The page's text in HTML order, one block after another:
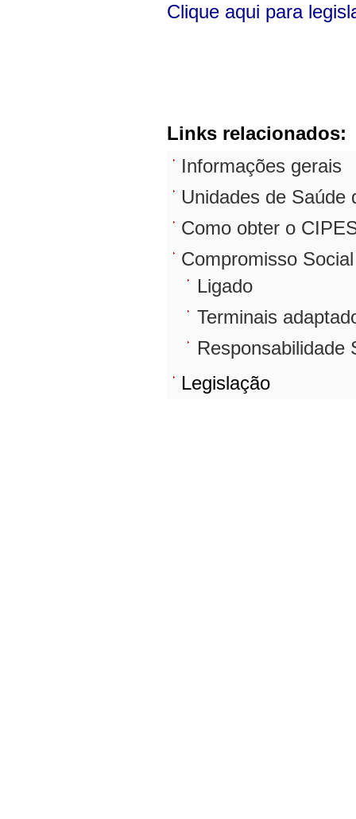
Clique aqui para
Links relacionados:
Informações gerais
Unidades de Saúde
Como obter o
Compromisso Social
Ligado
Terminais
Responsabilidade
Legislação